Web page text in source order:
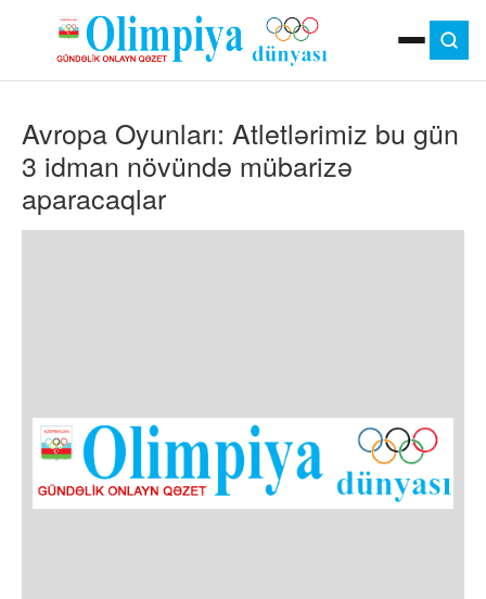
MOK
OLIMPIYA OYUNLARI
ÇAP VERSIYASI
TV
GÜNDƏM
Avropa Oyunları: Atletlərimiz bu gün
3 idman növündə mübarizə
aparacaqlar